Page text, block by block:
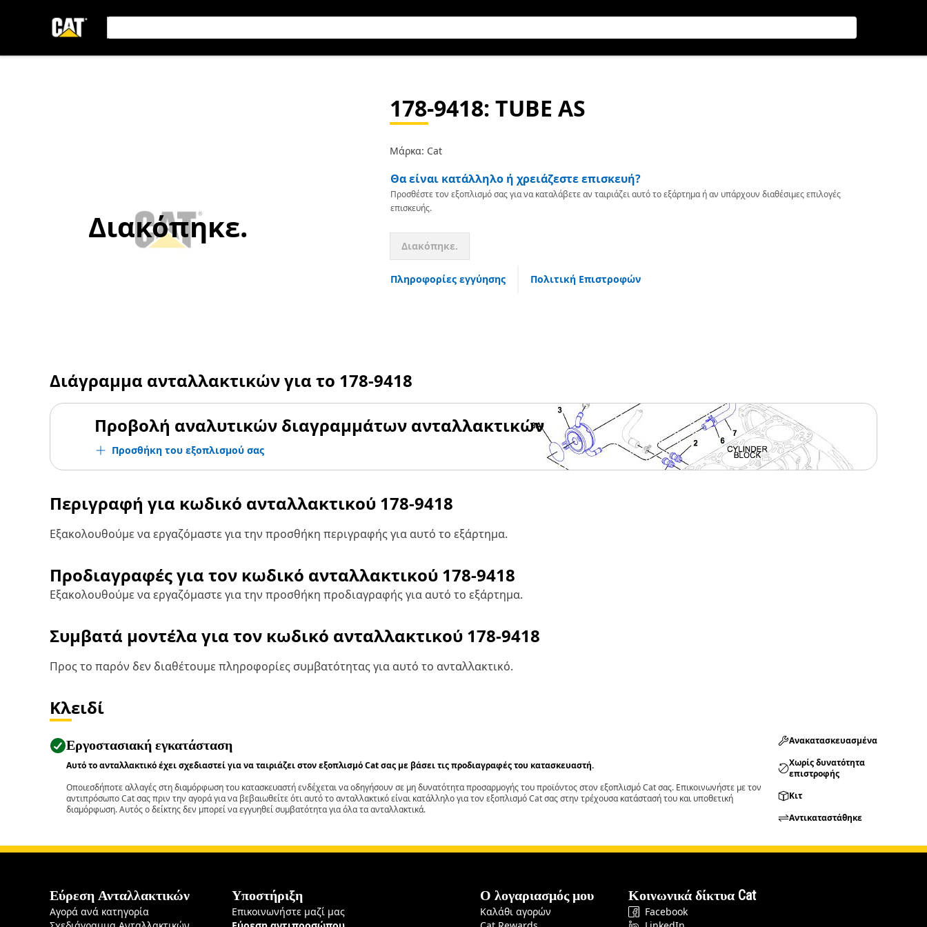
Διακόπηκε.
178-9418: TUBE AS
Μάρκα: Cat
Θα είναι κατάλληλο ή χρειάζεστε επισκευή?
Προσθέστε τον εξοπλισμό σας για να καταλάβετε αν ταιριάζει αυτό το εξάρτημα ή αν υπάρχουν διαθέσιμες επιλογές
επισκευής.
Διακόπηκε.
Πληροφορίες εγγύησης Πολιτική Επιστροφών
Διάγραμμα ανταλλακτικών για το 178-9418
Προβολή αναλυτικών διαγραμμάτων ανταλλακτικών
Προσθήκη του εξοπλισμού σας
Περιγραφή για κωδικό ανταλλακτικού 178-9418
Εξακολουθούμε να εργαζόμαστε για την προσθήκη περιγραφής για αυτό το εξάρτημα.
Προδιαγραφές για τον κωδικό ανταλλακτικού 178-9418
Εξακολουθούμε να εργαζόμαστε για την προσθήκη προδιαγραφής για αυτό το εξάρτημα.
Συμβατά μοντέλα για τον κωδικό ανταλλακτικού 178-9418
Προς το παρόν δεν διαθέτουμε πληροφορίες συμβατότητας για αυτό το ανταλλακτικό.
Κλειδί
Εργοστασιακή εγκατάσταση
Αυτό το ανταλλακτικό έχει σχεδιαστεί για να ταιριάζει στον εξοπλισμό Cat σας με βάσει τις προδιαγραφές του κατασκευαστή.
Οποιεσδήποτε αλλαγές στη διαμόρφωση του κατασκευαστή ενδέχεται να οδηγήσουν σε μη δυνατότητα προσαρμογής του προϊόντος στον εξοπλισμό Cat σας. Επικοινωνήστε με τον
αντιπρόσωπο Cat σας πριν την αγορά για να βεβαιωθείτε ότι αυτό το ανταλλακτικό είναι κατάλληλο για τον εξοπλισμό Cat σας στην τρέχουσα κατάστασή του και υποθετική
διαμόρφωση. Αυτός ο δείκτης δεν μπορεί να εγγυηθεί συμβατότητα για όλα τα ανταλλακτικά.
Ανακατασκευασμένα
Χωρίς δυνατότητα
επιστροφής
Κιτ
Αντικαταστάθηκε
Εύρεση Ανταλλακτικών
Αγορά ανά κατηγορία
Υποστήριξη
Επικοινωνήστε μαζί μας
Ο λογαριασμός μου
Καλάθι αγορών
Κοινωνικά δίκτυα Cat
Facebook